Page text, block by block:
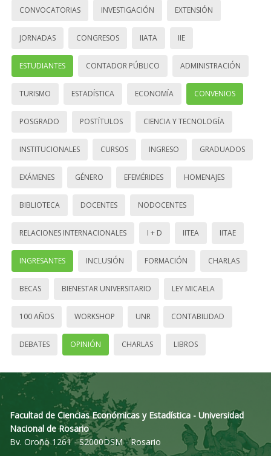
CONVOCATORIAS INVESTIGACIÓN EXTENSIÓN
JORNADAS CONGRESOS IIATA IIE
ESTUDIANTES CONTADOR PÚBLICO ADMINISTRACIÓN
TURISMO ESTADÍSTICA ECONOMÍA CONVENIOS
POSGRADO POSTÍTULOS CIENCIA Y TECNOLOGÍA
INSTITUCIONALES CURSOS INGRESO GRADUADOS
EXÁMENES GÉNERO EFEMÉRIDES HOMENAJES
BIBLIOTECA DOCENTES NODOCENTES
RELACIONES INTERNACIONALES I + D IITEA IITAE
INGRESANTES INCLUSIÓN FORMACIÓN CHARLAS
BECAS BIENESTAR UNIVERSITARIO LEY MICAELA
100 AÑOS WORKSHOP UNR CONTABILIDAD
DEBATES OPINIÓN CHARLAS LIBROS
Facultad de Ciencias Económicas y Estadística - Universidad
Nacional de Rosario
Bv. Oroño 1261 - S2000DSM - Rosario